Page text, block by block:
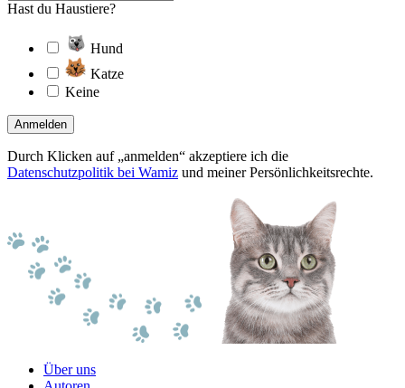
Hast du Haustiere?
Hund
Katze
Keine
Anmelden
Durch Klicken auf „anmelden“ akzeptiere ich die
Datenschutzpolitik bei Wamiz und meiner Persönlichkeitsrechte.
Über uns